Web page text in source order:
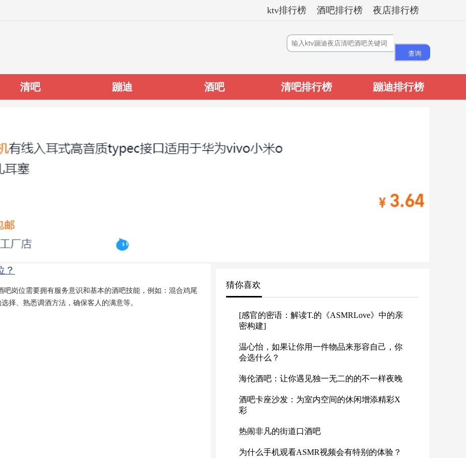
ktv排行榜 酒吧排行榜 夜店排行榜
清吧 蹦迪 酒吧 清吧排行榜 蹦迪排行榜
？
吧岗位需要拥有服务意识和基本的酒吧技能，例如：混合鸡尾
择、熟悉调酒方法，确保客人的满意等。
猜你喜欢
[感官的密语：解读T.的《ASMRLove》中的亲
密构建]
温心怡，如果让你用一件物品来形容自己，你
会选什么？
海伦酒吧：让你遇见独一无二的的不一样夜晚
酒吧卡座沙发：为室内空间的休闲增添精彩X
彩
热闹非凡的街道口酒吧
为什么手机观看ASMR视频会有特别的体验？